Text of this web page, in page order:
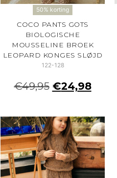
50% korting
COCO PANTS GOTS
BIOLOGISCHE
MOUSSELINE BROEK
LEOPARD KONGES SLØJD
122-128
€49,95 €24,98